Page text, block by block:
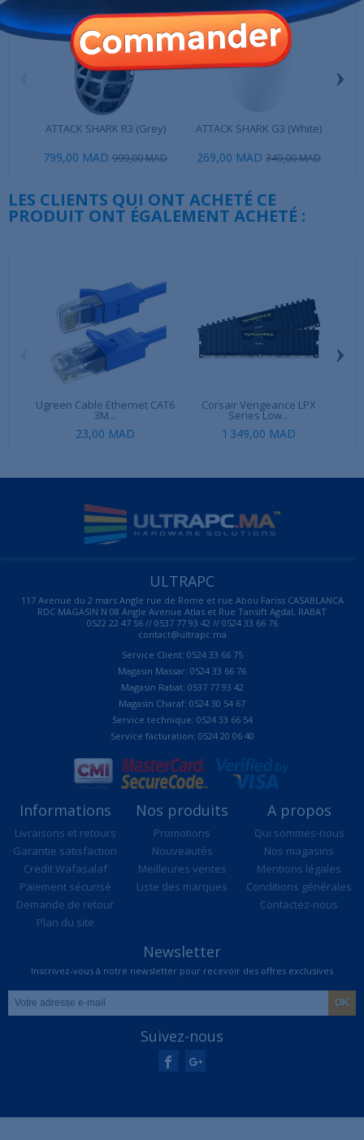
ATTACK SHARK R3 (Grey)
799,00 MAD 999,00 MAD
ATTACK SHARK G3 (White)
269,00 MAD 349,00 MAD
›
LES CLIENTS QUI ONT ACHETÉ CE
PRODUIT ONT ÉGALEMENT ACHETÉ :
Ugreen Cable Ethernet CAT6
3M...
23,00 MAD
Corsair Vengeance LPX
Series Low...
1 349,00 MAD
›
ULTRAPC
117 Avenue du 2 mars Angle rue de Rome et rue Abou Fariss CASABLANCA
RDC MAGASIN N 08 Angle Avenue Atlas et Rue Tansift Agdal, RABAT
0522 22 47 56 // 0537 77 93 42 // 0524 33 66 76
contact@ultrapc.ma
Service Client: 0524 33 66 75
Magasin Massar: 0524 33 66 76
Magasin Rabat: 0537 77 93 42
Magasin Charaf: 0524 30 54 67
Service technique: 0524 33 66 54
Service facturation: 0524 20 06 40
Informations
Livraisons et retours
Garantie satisfaction
Credit Wafasalaf
Paiement sécurisé
Demande de retour
Plan du site
Nos produits
Promotions
Nouveautés
Meilleures ventes
Liste des marques
A propos
Qui sommes-nous
Nos magasins
Mentions légales
Conditions générales
Contactez-nous
Newsletter
Inscrivez-vous à notre newsletter pour recevoir des offres exclusives
Suivez-nous